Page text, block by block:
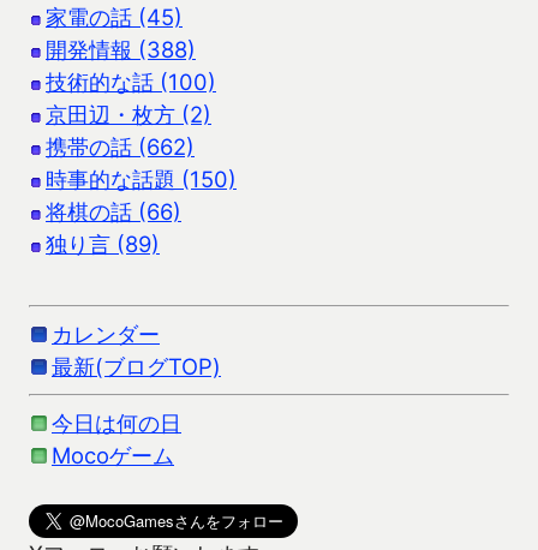
家電の話 (45)
開発情報 (388)
技術的な話 (100)
京田辺・枚方 (2)
携帯の話 (662)
時事的な話題 (150)
将棋の話 (66)
独り言 (89)
カレンダー
最新(ブログTOP)
今日は何の日
Mocoゲーム